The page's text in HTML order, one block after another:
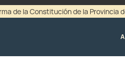
de la Constitución de la Provincia